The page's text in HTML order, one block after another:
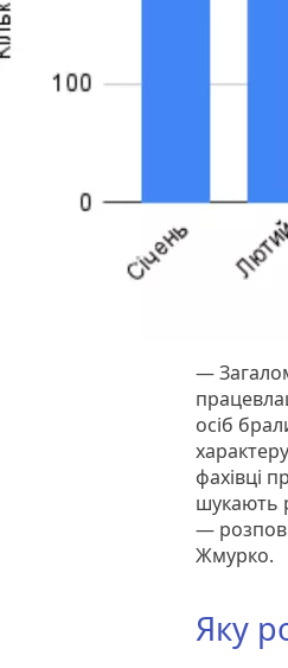
—
осіб
фахівці
шукають
—
Жмурко.
Яку